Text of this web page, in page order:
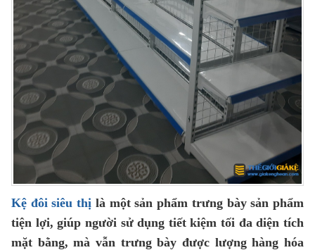
Kệ đôi siêu thị là một sản phẩm trưng bày sản phẩm
tiện lợi, giúp người sử dụng tiết kiệm tối đa diện tích
mặt bằng, mà vẫn trưng bày được lượng hàng hóa